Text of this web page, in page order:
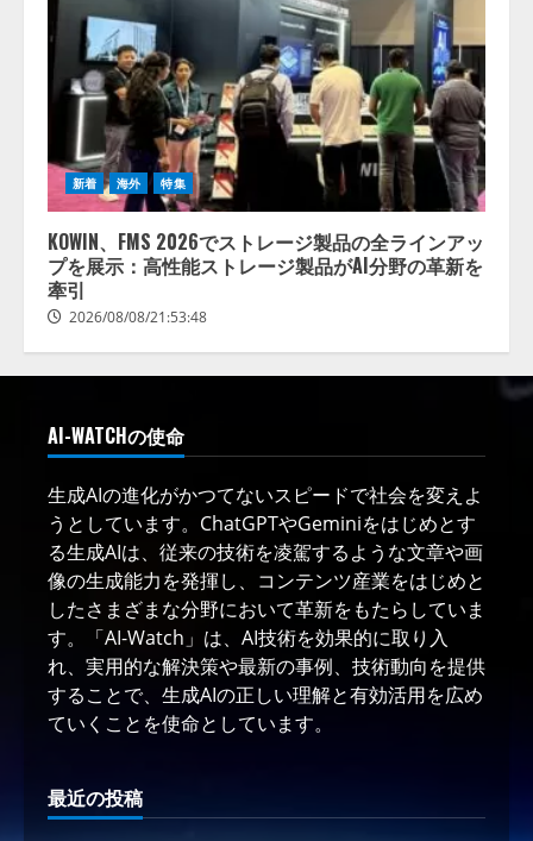
新着 海外 特集
KOWIN、FMS 2026でストレージ製品の全ラインアッ
プを展示：高性能ストレージ製品がAI分野の革新を
牽引
2026/08/08/21:53:48
AI-WATCHの使命
生成AIの進化がかつてないスピードで社会を変えよ
うとしています。ChatGPTやGeminiをはじめとす
る生成AIは、従来の技術を凌駕するような文章や画
像の生成能力を発揮し、コンテンツ産業をはじめと
したさまざまな分野において革新をもたらしていま
す。「AI-Watch」は、AI技術を効果的に取り入
れ、実用的な解決策や最新の事例、技術動向を提供
することで、生成AIの正しい理解と有効活用を広め
ていくことを使命としています。
最近の投稿